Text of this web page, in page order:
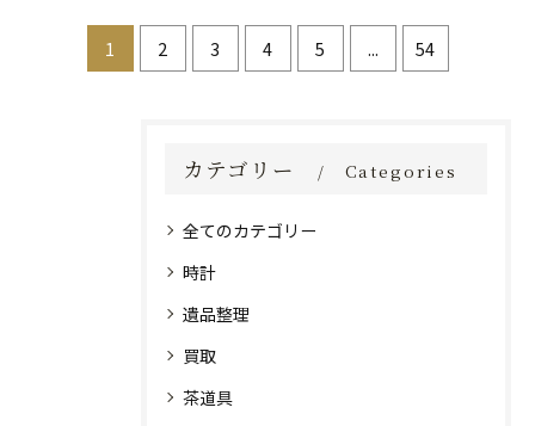
1 2 3 4 5 ... 54
カテゴリー Categories
全てのカテゴリー
時計
遺品整理
買取
茶道具